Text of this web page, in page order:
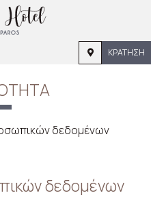
ΚΡΆΤΗΣΗ
δεδομένων
δεδομένων